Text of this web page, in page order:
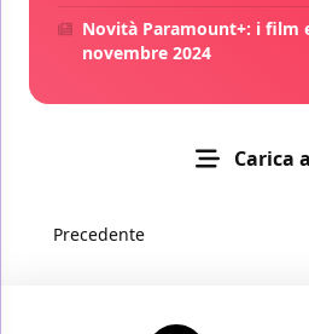
Novità Paramount+: i film
novembre 2024
Carica
Precedente